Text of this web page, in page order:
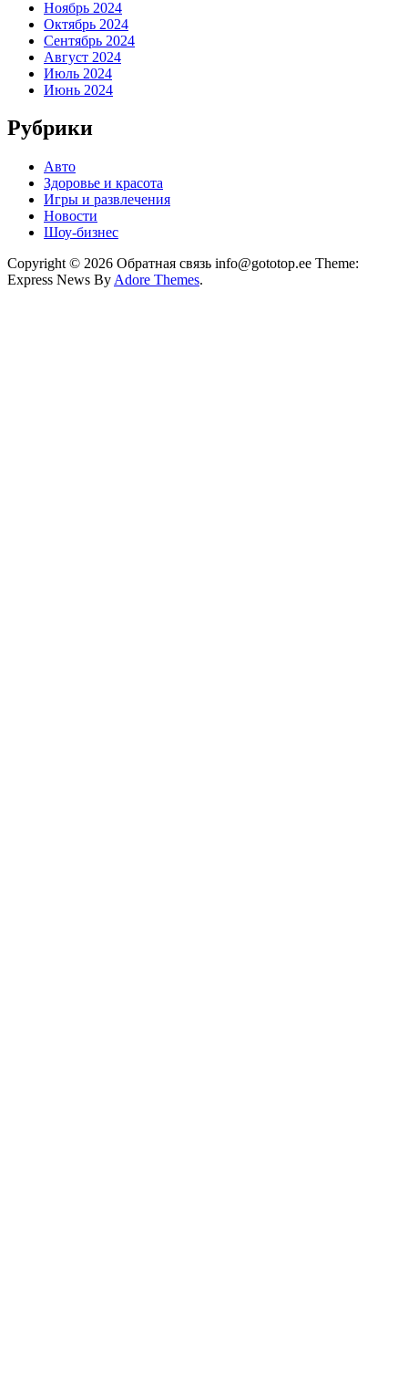
Ноябрь 2024
Октябрь 2024
Сентябрь 2024
Август 2024
Июль 2024
Июнь 2024
Рубрики
Авто
Здоровье и красота
Игры и развлечения
Новости
Шоу-бизнес
Copyright © 2026 Обратная связь info@gototop.ee Theme:
Express News By Adore Themes.